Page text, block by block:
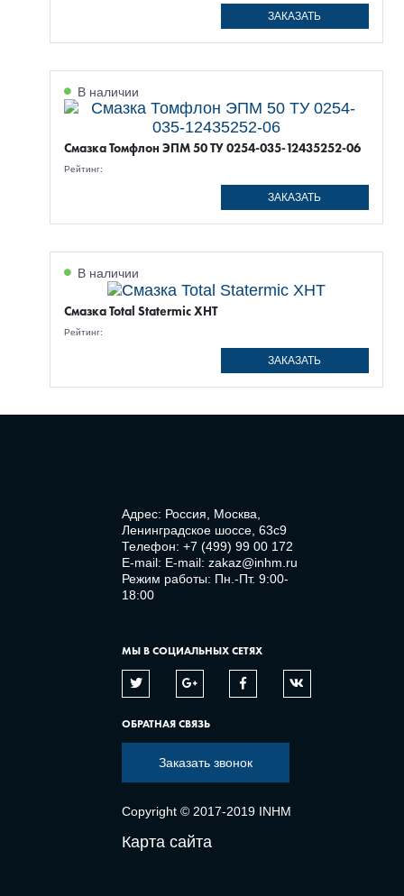
ЗАКАЗАТЬ
В наличии
Смазка Томфлон ЭПМ 50 ТУ 0254-035-12435252-06
Рейтинг:
ЗАКАЗАТЬ
В наличии
Смазка Total Statermic XHT
Рейтинг:
ЗАКАЗАТЬ
Адрес: Россия, Москва,
Ленинградское шоссе, 63с9
Телефон: +7 (499) 99 00 172
E-mail: E-mail: zakaz@inhm.ru
Режим работы: Пн.-Пт. 9:00-
18:00
МЫ В СОЦИАЛЬНЫХ СЕТЯХ
ОБРАТНАЯ СВЯЗЬ
Заказать звонок
Copyright © 2017-2019 INHM
Карта сайта